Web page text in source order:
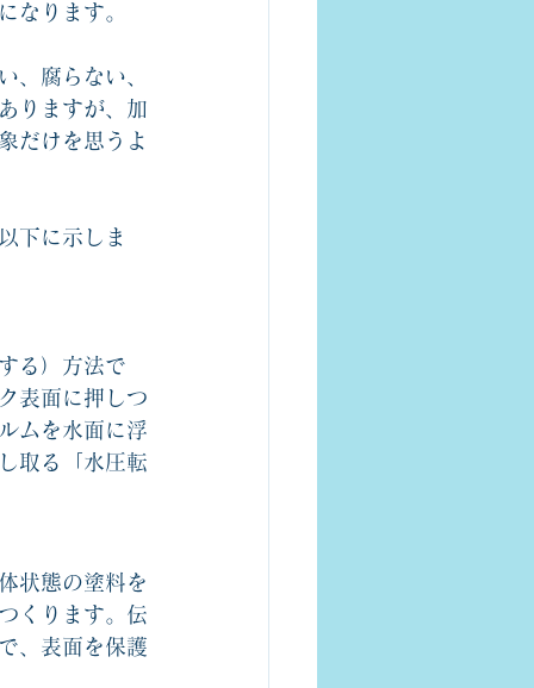
なります。
、腐らない、
りますが、加
だけを思うよ
下に示しま
る）方法で
表面に押しつ
ムを水面に浮
取る「水圧転
状態の塗料を
くります。伝
、表面を保護